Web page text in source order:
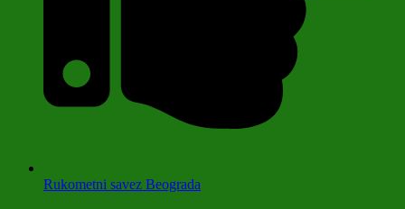
Rukometni savez Beograda